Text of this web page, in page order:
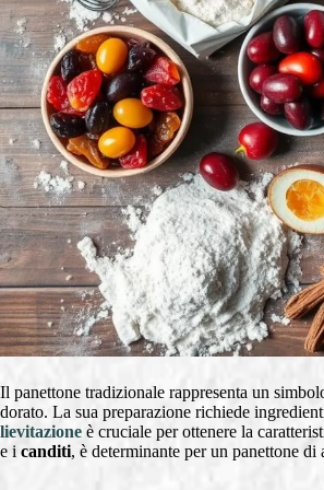
Il panettone tradizionale rappresenta un
dorato. La sua preparazione richiede
lievitazione è cruciale per ottenere la
e i canditi, è determinante per un panettone di